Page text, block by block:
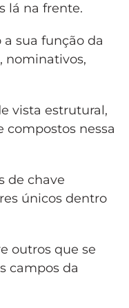
lá na frente.
a sua função da
nominativos,
vista estrutural,
compostos nessa
de chave
únicos dentro
outros que se
campos da